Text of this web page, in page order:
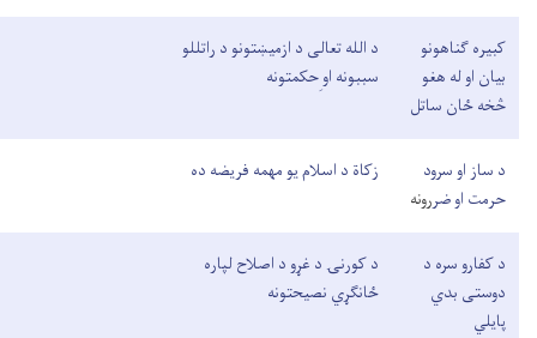
کبیره ګناهونو
بیان او له هغو
څخه ځان ساتل
د الله تعالی د ازميښتونو د راتللو
سببونه او ِحکمتونه
د ساز او سرود
حرمت او ضررونه
زکاة د اسلام یو مهمه فریضه ده
د کفارو سره د
دوستی بدي
پایلي
د کورنۍ د غړو د اصلاح لپاره
ځانګړي نصیحتونه